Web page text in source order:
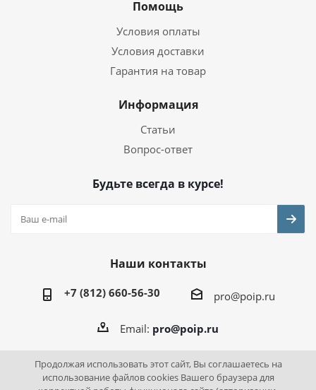
Помощь
Условия оплаты
Условия доставки
Гарантия на товар
Информация
Статьи
Вопрос-ответ
Будьте всегда в курсе!
Наши контакты
+7 (812) 660-56-30 pro@poip.ru
Email: pro@poip.ru
Продолжая использовать этот сайт, Вы соглашаетесь на
использование файлов cookies Вашего браузера для